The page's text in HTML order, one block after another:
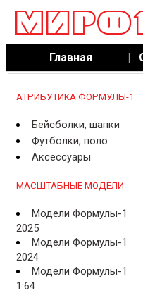
Главная |
АТРИБУТИКА ФОРМУЛЫ-1
Бейсболки, шапки
Футболки, поло
Аксессуары
МАСШТАБНЫЕ МОДЕЛИ
Модели Формулы-1
2025
Модели Формулы-1
2024
Модели Формулы-1
1:64